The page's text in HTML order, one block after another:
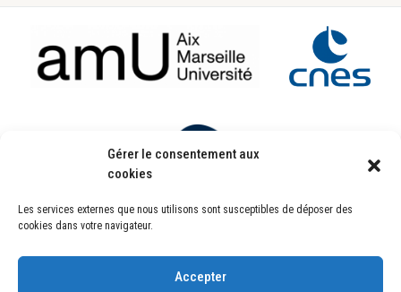
Gérer le consentement aux
cookies
Les services externes que nous utilisons sont susceptibles de déposer des
cookies dans votre navigateur.
Accepter
Laboratoire d’Astrophysique de Marseille
38, rue Frédéric Joliot-Curie